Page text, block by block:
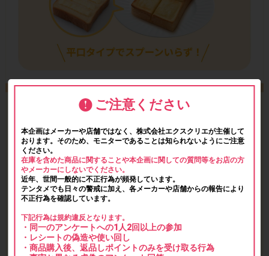
ご注意ください
本企画はメーカーや店舗ではなく、株式会社エクスクリエが主催して
おります。そのため、モニターであることは知られないようにご注意
ください。
在庫を含めた商品に関することや本企画に関しての質問等をお店の方
やメーカーにしないでください。
近年、世間一般的に不正行為が頻発しています。
テンタメでも日々の警戒に加え、各メーカーや店舗からの報告により
不正行為を確認しています。
下記行為は規約違反となります。
・同一のアンケートへの1人2回以上の参加
・レシートの偽造や使い回し
・商品購入後、返品しポイントのみを受け取る行為